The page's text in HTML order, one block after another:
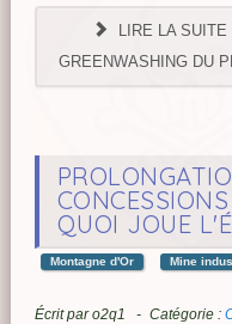
LIRE LA
GREENWASHING DU
QUOI JOUE
Montagne d'Or Mine
Écrit paro2q1 Catégorie :